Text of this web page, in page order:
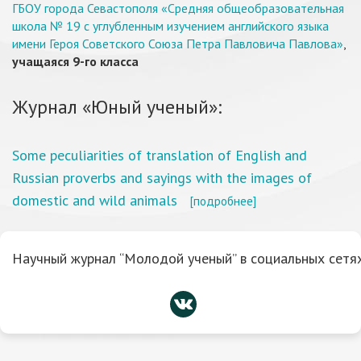
ГБОУ города Севастополя «Средняя общеобразовательная
школа № 19 с углубленным изучением английского языка
имени Героя Советского Союза Петра Павловича Павлова»,
учащаяся 9-го класса
Журнал «Юный ученый»:
Some peculiarities of translation of English and
Russian proverbs and sayings with the images of
domestic and wild animals
[подробнее]
Научный журнал “Молодой ученый” в социальных